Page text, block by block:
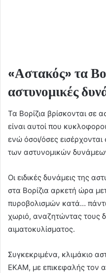
«Αστακός» τα
αστυνομικές
Τα Βορίζια βρίσκονται σε
είναι αυτοί που
ενώ όσοι/όσες
των αστυνομικών
Οι ειδικές δυνάμεις της
στα Βορίζια αρκετή ώρα
πυροβολισμών κατά…
χωριό, αναζητώντας τους
αιματοκυλίσματος.
Συγκεκριμένα, κλιμάκιο
ΕΚΑΜ, με επικεφαλής τον